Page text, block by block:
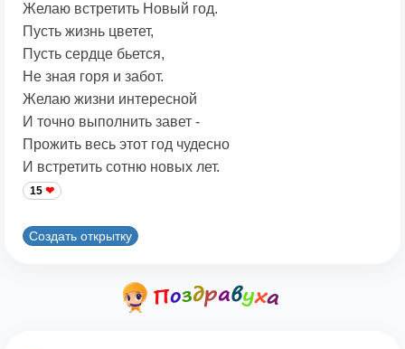
Желаю встретить Новый год.
Пусть жизнь цветет,
Пусть сердце бьется,
Не зная горя и забот.
Желаю жизни интересной
И точно выполнить завет -
Прожить весь этот год чудесно
И встретить сотню новых лет.
15
Создать открытку